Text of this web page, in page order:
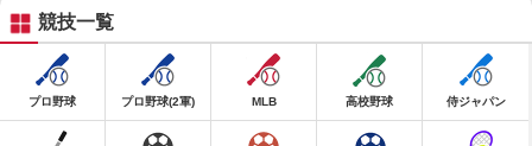
競技一覧
プロ野球 プロ野球(2軍) MLB 高校野球 侍ジャパン